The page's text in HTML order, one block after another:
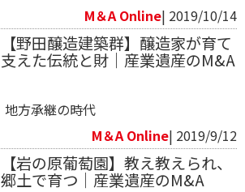
M＆A Online| 2019/10/14
【野田醸造建築群】醸造家が育て
支えた伝統と財｜産業遺産のM&A
地方承継の時代
M＆A Online| 2019/9/12
【岩の原葡萄園】教え教えられ、
郷土で育つ｜産業遺産のM&A